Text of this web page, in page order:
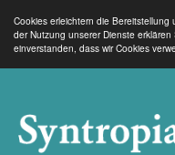
Cookies erleichtern die Bereitstellung
der Nutzung unserer Dienste erklären
einverstanden, dass wir Cookies